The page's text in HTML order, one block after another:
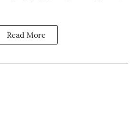
Read More